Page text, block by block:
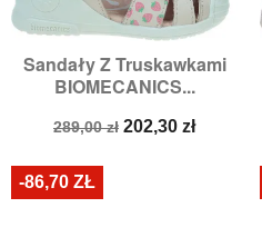
Sandały Z Truskawkami
BIOMECANICS...
Cena
289,00 zł Cena
202,30 zł
-86,70 ZŁ